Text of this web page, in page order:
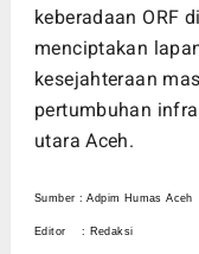
keberadaan ORF
menciptakan
kesejahteraan
pertumbuhan
utara Aceh.
Sumber : Adpim Humas Aceh
Editor : Redaksi